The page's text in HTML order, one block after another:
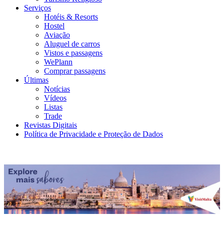
Serviços
Hotéis & Resorts
Hostel
Aviação
Aluguel de carros
Vistos e passagens
WePlann
Comprar passagens
Últimas
Notícias
Vídeos
Listas
Trade
Revistas Digitais
Política de Privacidade e Proteção de Dados